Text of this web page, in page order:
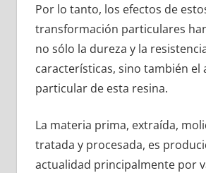
Por lo tanto, los efectos de
transformación particulares
no sólo la dureza y la
características, sino también el
particular de esta resina.
La materia prima, extraída,
tratada y procesada, es
actualidad principalmente por